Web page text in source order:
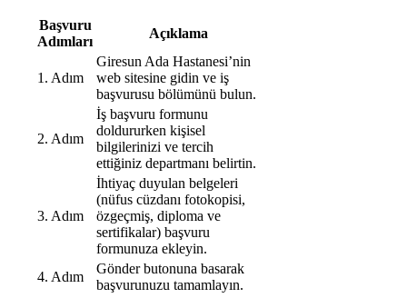
Başvuru
Adımları
Açıklama
1. Adım
Giresun Ada Hastanesi’nin
web sitesine gidin ve iş
başvurusu bölümünü bulun.
2. Adım
İş başvuru formunu
doldururken kişisel
bilgilerinizi ve tercih
ettiğiniz departmanı belirtin.
3. Adım
İhtiyaç duyulan belgeleri
(nüfus cüzdanı fotokopisi,
özgeçmiş, diploma ve
sertifikalar) başvuru
formunuza ekleyin.
4. Adım
Gönder butonuna basarak
başvurunuzu tamamlayın.